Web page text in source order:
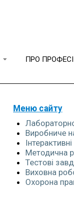
ПРО
Меню сайту
Виробниче
Методична
Тестові
Виховна
Охорона